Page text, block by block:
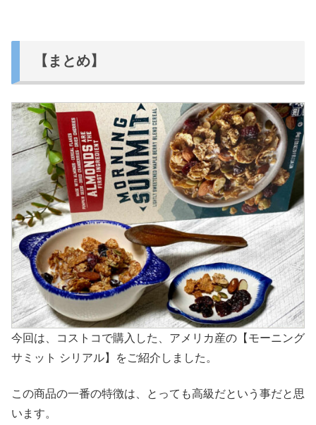
【まとめ】
今回は、コストコで購入した、アメリカ産の【モーニング
サミット シリアル】をご紹介しました。
この商品の一番の特徴は、とっても高級だという事だと思
います。